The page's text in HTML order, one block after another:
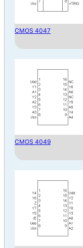
CMOS 4047
CMOS 4049